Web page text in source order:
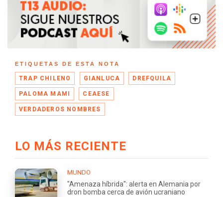
ETIQUETAS DE ESTA NOTA
TRAP CHILENO GIANLUCA DREFQUILA
PALOMA MAMI CEAESE
VERDADEROS NOMBRES
LO MÁS RECIENTE
MUNDO
"Amenaza híbrida": alerta en Alemania por
dron bomba cerca de avión ucraniano